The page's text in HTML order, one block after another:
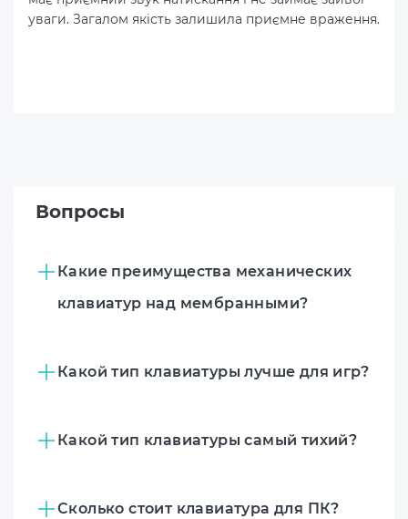
уваги. Загалом якість залишила приємне враження.
Вопросы
Какие преимущества механических
клавиатур над мембранными?
Какой тип клавиатуры лучше для игр?
Какой тип клавиатуры самый тихий?
Сколько стоит клавиатура для ПК?